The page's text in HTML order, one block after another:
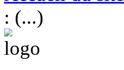
: (...)